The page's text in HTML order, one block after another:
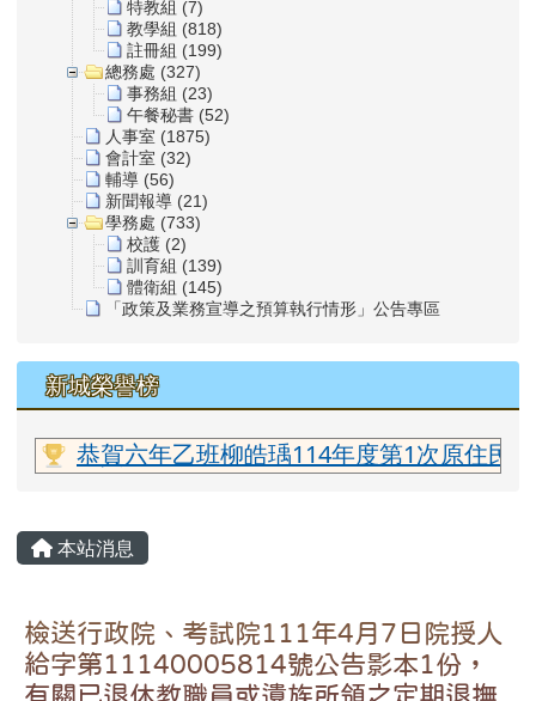
特教組 (7)
教學組 (818)
註冊組 (199)
總務處 (327)
事務組 (23)
午餐秘書 (52)
人事室 (1875)
會計室 (32)
輔導 (56)
新聞報導 (21)
學務處 (733)
校護 (2)
訓育組 (139)
體衛組 (145)
「政策及業務宣導之預算執行情形」公告專區
新城榮譽榜
恭賀六年乙班柳皓瑀114年度第1次原住民族
主內容區域
本站消息
檢送行政院、考試院111年4月7日院授人
給字第11140005814號公告影本1份，
有關已退休教職員或遺族所領之定期退撫